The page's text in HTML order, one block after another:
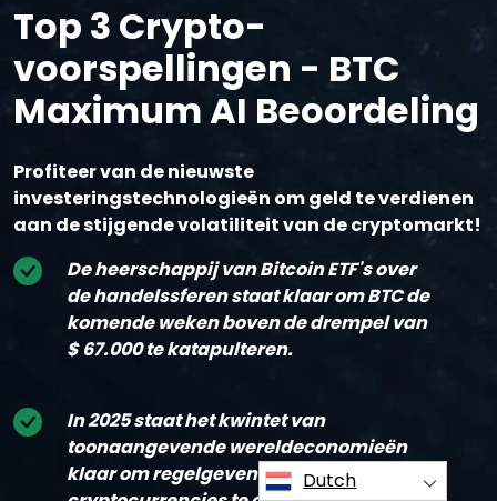
Top 3 Crypto-
voorspellingen - BTC
Maximum AI Beoordeling
Profiteer van de nieuwste
investeringstechnologieën om geld te verdienen
aan de stijgende volatiliteit van de cryptomarkt!
De heerschappij van Bitcoin ETF's over
de handelssferen staat klaar om BTC de
komende weken boven de drempel van
$ 67.000 te katapulteren.
In 2025 staat het kwintet van
toonaangevende wereldeconomieën
klaar om regelgevende steigers voor
Dutch